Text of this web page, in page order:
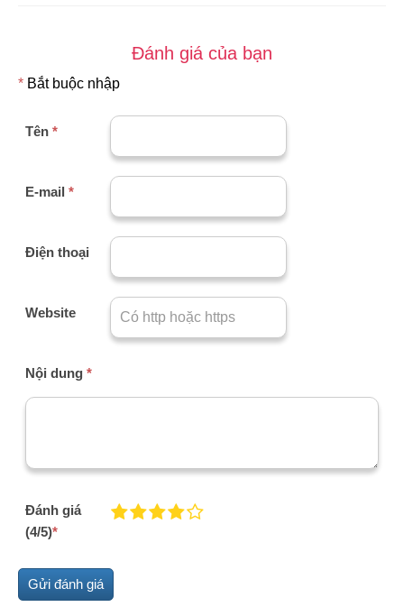
Đánh giá của bạn
* Bắt buộc nhập
Tên *
E-mail *
Điện thoại
Website
Nội dung *
Đánh giá
(4/5)*